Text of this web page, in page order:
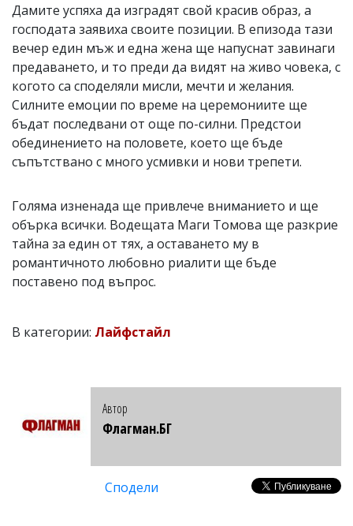
коментар,
моля
ни!
Дамите успяха да изградят свой красив образ, а
господата заявиха своите позиции. В епизода тази
вечер един мъж и една жена ще напуснат завинаги
предаването, и то преди да видят на живо човека, с
когото са споделяли мисли, мечти и желания.
Силните емоции по време на церемониите ще
бъдат последвани от още по-силни. Предстои
обединението на половете, което ще бъде
съпътствано с много усмивки и нови трепети.
Голяма изненада ще привлече вниманието и ще
обърка всички. Водещата Маги Томова ще разкрие
тайна за един от тях, а оставането му в
романтичното любовно риалити ще бъде
поставено под въпрос.
В категории: Лайфстайл
Автор
Флагман.БГ
Сподели